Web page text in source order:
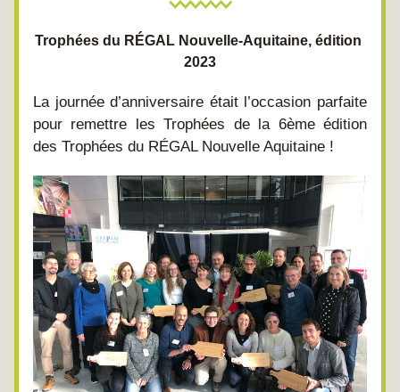
Trophées du RÉGAL Nouvelle-Aquitaine, édition
2023
La journée d’anniversaire était l’occasion parfaite
pour remettre les Trophées de la 6ème édition
des Trophées du RÉGAL Nouvelle Aquitaine !